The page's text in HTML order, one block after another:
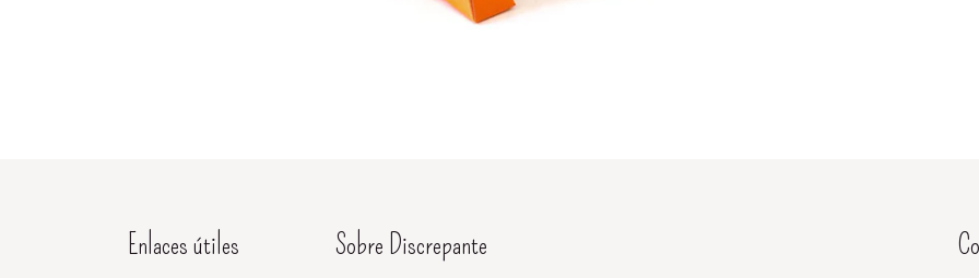
Enlaces útiles Sobre Discrepante